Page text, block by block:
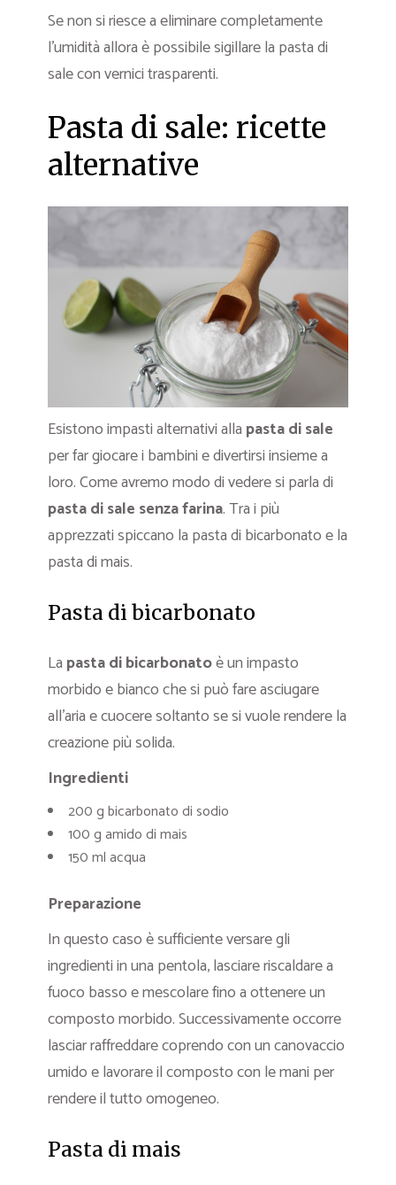
Se non si riesce a eliminare completamente
l’umidità allora è possibile sigillare la pasta di
sale con vernici trasparenti.
Pasta di sale: ricette
alternative
Esistono impasti alternativi alla pasta di sale
per far giocare i bambini e divertirsi insieme a
loro. Come avremo modo di vedere si parla di
pasta di sale senza farina. Tra i più
apprezzati spiccano la pasta di bicarbonato e la
pasta di mais.
Pasta di bicarbonato
La pasta di bicarbonatoè un impasto
morbido e bianco che si può fare asciugare
all’aria e cuocere soltanto se si vuole rendere la
creazione più solida.
Ingredienti
200 g bicarbonato di sodio
100 g amido di mais
150 ml acqua
Preparazione
In questo caso è sufficiente versare gli
ingredienti in una pentola, lasciare riscaldare a
fuoco basso e mescolare fino a ottenere un
composto morbido. Successivamente occorre
lasciar raffreddare coprendo con un canovaccio
umido e lavorare il composto con le mani per
rendere il tutto omogeneo.
Pasta di mais